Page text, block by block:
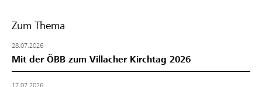
Zum Thema
28.07.2026
Mit der ÖBB zum Villacher Kirchtag 2026
17.07.2026